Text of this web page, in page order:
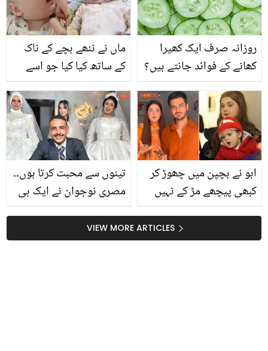
ماں نے ننھے بچے کے ناک
کے ساتھ کیا کیا جو اسے
روزانہ صرف ایک کھیرا
کھانے کے فوائد جانتے ہیں؟
تینوں سے محبت کرتا ہوں۔۔
مصری نوجوان نے ایک ہی
لئے کیسے منایا؟
ابو نے بچپن میں چھوڑ کر
کبھی پیچھے مڑ کے نہیں
کا دکھ پہلی بار مداحوں کے
ساتھ شیئر کر دیا
VIEW MORE ARTICLES